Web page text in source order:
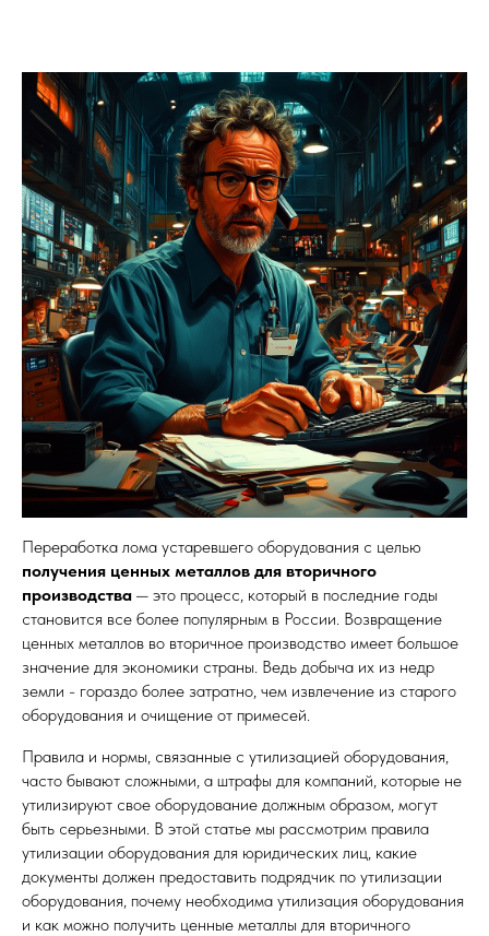
Переработка лома устаревшего оборудования с целью
получения ценных металлов для вторичного
производства — это процесс, который в последние годы
становится все более популярным в России. Возвращение
ценных металлов во вторичное производство имеет большое
значение для экономики страны. Ведь добыча их из недр
земли - гораздо более затратно, чем извлечение из старого
оборудования и очищение от примесей.
Правила и нормы, связанные с утилизацией оборудования,
часто бывают сложными, а штрафы для компаний, которые не
утилизируют свое оборудование должным образом, могут
быть серьезными. В этой статье мы рассмотрим правила
утилизации оборудования для юридических лиц, какие
документы должен предоставить подрядчик по утилизации
оборудования, почему необходима утилизация оборудования
и как можно получить ценные металлы для вторичного